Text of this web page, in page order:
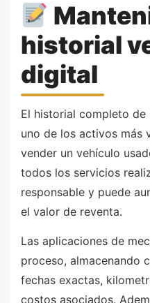
historial
digital
El historial completo de
uno de los activos más
vender un vehículo
todos los servicios
responsable y puede
el valor de reventa.
Las aplicaciones de
proceso, almacenando
fechas exactas,
costos asociados.